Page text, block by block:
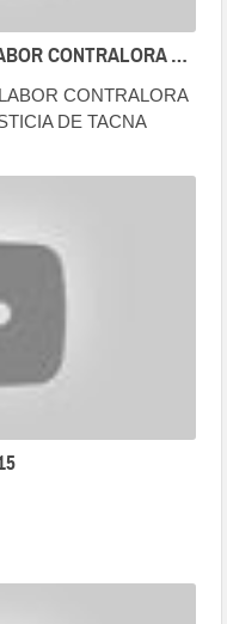
OCMA CONTINÚA REALIZANDO LABOR CONTRALORA EN LA CORTE SUPERIOR DE JUSTICIA DE TACNA (08.03.19)
CONTRALORA
DE TACNA